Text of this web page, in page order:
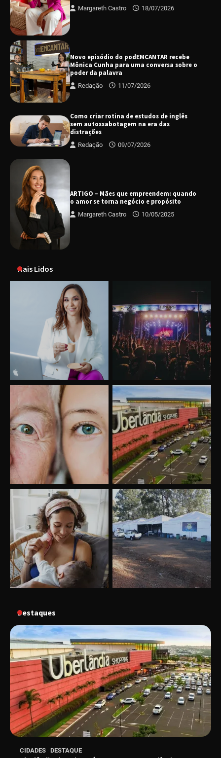
Margareth Castro 18/07/2026
Novo episódio do podEMCANTAR recebe
Mônica Cunha para uma conversa sobre o
poder da palavra
Redação 11/07/2026
Como criar rotina de estudos de inglês
sem autossabotagem na era das
distrações
Redação 09/07/2026
ARTIGO – Mães que empreendem: quando
o amor se torna negócio e propósito
Margareth Castro 10/05/2025
Mais Lidos
Destaques
CIDADES DESTAQUE
Uberlândia recebe o projeto “Experiência Rio”
no dia 17 de junho
“Vozes pela Vida” celebra 10 anos com show
em Uberlândia
“Uma prosa de valor” é o tema da roda de
conversa com o diretor e a produtora do
espetáculo Bárbara
“Tom na Fazenda” retorna à Uberlândia após
sucesso absoluto em 2025
Senac em Uberlândia oferece curso gratuito
de Tricologia e Terapia Capilar